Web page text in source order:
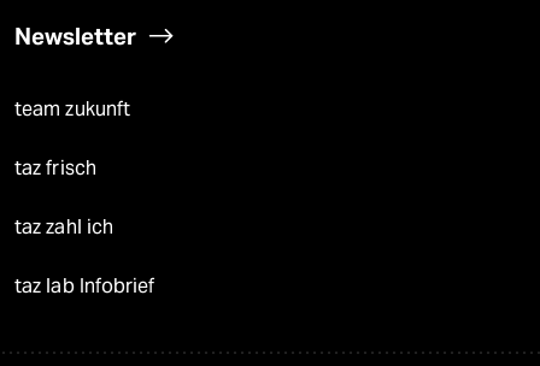
Newsletter
team zukunft
taz frisch
taz zahl ich
taz lab Infobrief